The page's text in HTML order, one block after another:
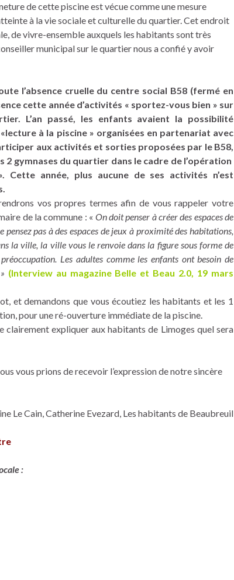
de cette piscine est vécue comme une mesure
à la vie sociale et culturelle du quartier. Cet endroit
de vivre-ensemble auxquels les habitants sont très
municipal sur le quartier nous a confié y avoir
l’absence cruelle du centre social B58 (fermé en
cette année d’activités « sportez-vous bien » sur
L’an passé, les enfants avaient la possibilité
«lecture à la piscine » organisées en partenariat avec
aux activités et sorties proposées par le B58,
2 gymnases du quartier dans le cadre de l’opération
Cette année, plus aucune de ses activités n’est
vos propres termes afin de vous rappeler votre
de la commune : « On doit penser à créer des espaces de
pensez pas à des espaces de jeux à proximité des habitations,
la ville, la ville vous le renvoie dans la figure sous forme de
Les adultes comme les enfants ont besoin de
(Interview au magazine Belle et Beau 2.0, 19 mars
et demandons que vous écoutiez les habitants et les 1
pour une ré-ouverture immédiate de la piscine.
clairement expliquer aux habitants de Limoges quel sera
vous prions de recevoir l’expression de notre sincère
Le Cain, Catherine Evezard, Les habitants de Beaubreuil
: